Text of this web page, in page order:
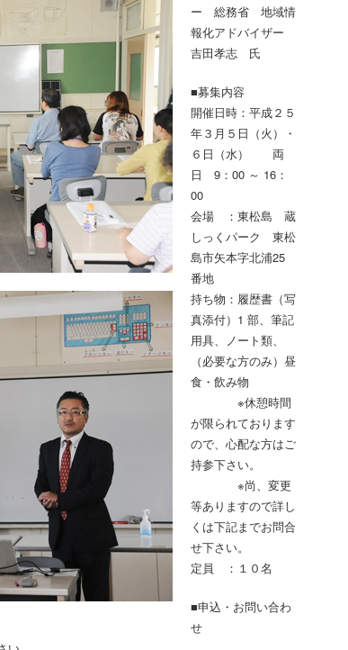
ー 総務省 地域情
報化アドバイザー
吉田孝志 氏
■募集内容
開催日時：平成２５
年３月５日（火）・
６日（水） 両
日 9：00 ～ 16：
00
会場 ：東松島 蔵
しっくパーク 東松
島市矢本字北浦25
番地
持ち物：履歴書（写
真添付）1 部、筆記
用具、ノート類、
（必要な方のみ）昼
食・飲み物
※休憩時間
が限られております
ので、心配な方はご
持参下さい。
※尚、変更
等ありますので詳し
くは下記までお問合
せ下さい。
定員 ：１０名
■申込・お問い合わ
せ